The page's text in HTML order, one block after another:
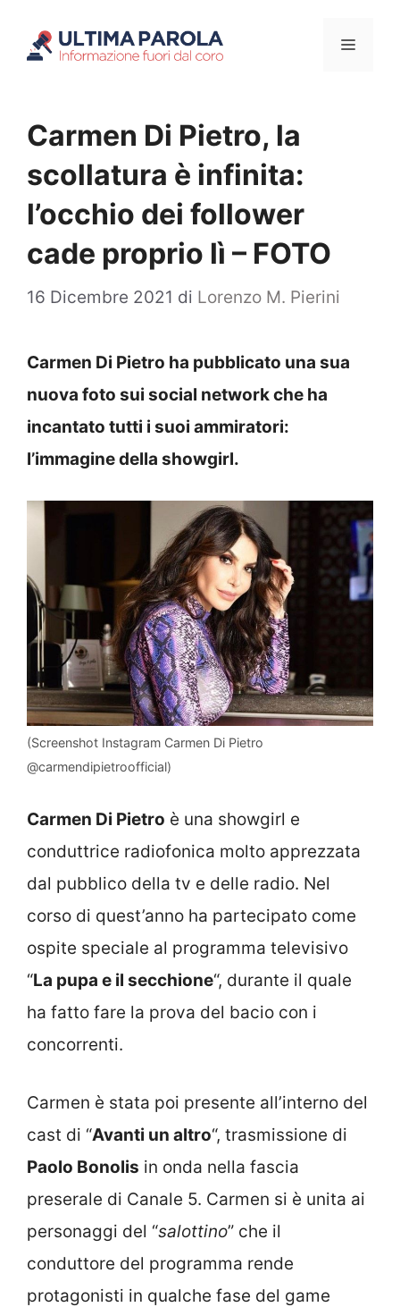
Menu
Carmen Di Pietro, la
scollatura è infinita:
l’occhio dei follower
cade proprio lì – FOTO
16 Dicembre 2021 di Lorenzo M. Pierini
Carmen Di Pietro ha pubblicato una sua
nuova foto sui social network che ha
incantato tutti i suoi ammiratori:
l’immagine della showgirl.
(Screenshot Instagram Carmen Di Pietro
@carmendipietroofficial)
Carmen Di Pietro è una showgirl e
conduttrice radiofonica molto apprezzata
dal pubblico della tv e delle radio. Nel
corso di quest’anno ha partecipato come
ospite speciale al programma televisivo
“La pupa e il secchione“, durante il quale
ha fatto fare la prova del bacio con i
concorrenti.
Carmen è stata poi presente all’interno del
cast di “Avanti un altro“, trasmissione di
Paolo Bonolis in onda nella fascia
preserale di Canale 5. Carmen si è unita ai
personaggi del “salottino” che il
conduttore del programma rende
protagonisti in qualche fase del game